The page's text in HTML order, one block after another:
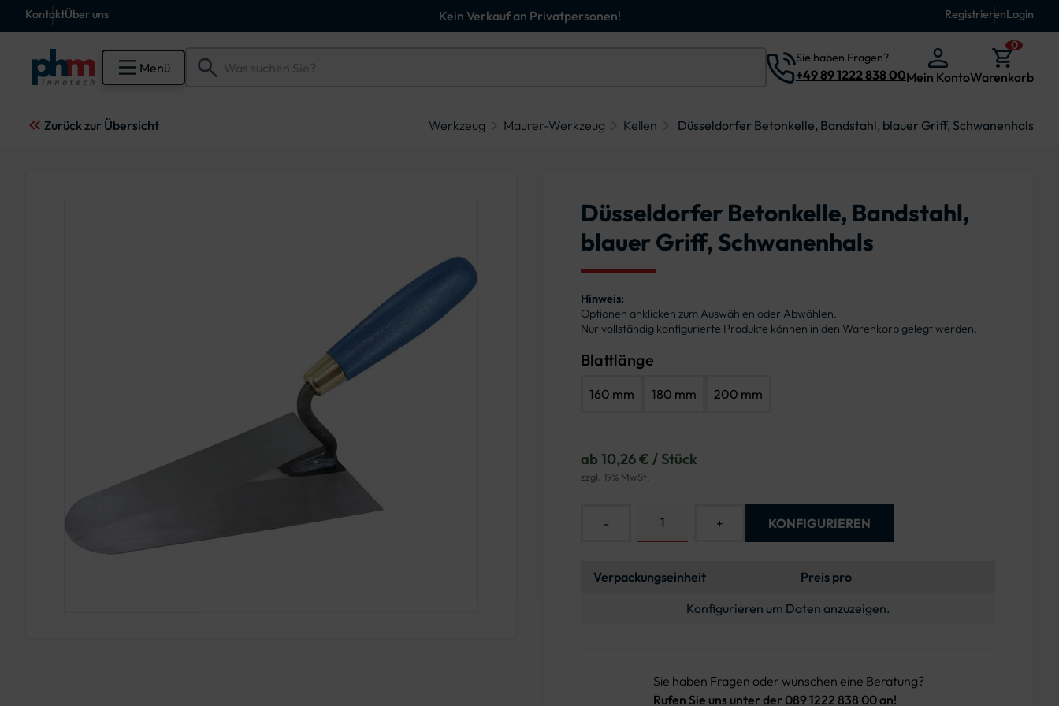
KontaktÜber uns Kein Verkauf an Privatpersonen! RegistrierenLogin
Menü
Sie haben Fragen?
+49 89 1222 838 00Mein Konto
0
Warenkorb
Zurück zur Übersicht Werkzeug Maurer-Werkzeug Kellen Düsseldorfer Betonkelle, Bandstahl, blauer Griff, Schwanenhals
Düsseldorfer Betonkelle, Bandstahl,
blauer Griff, Schwanenhals
Hinweis:
Optionen anklicken zum Auswählen oder Abwählen.
Nur vollständig konfigurierte Produkte können in den Warenkorb gelegt werden.
Blattlänge
160 mm 180 mm 200 mm
ab 10,26 € / Stück
zzgl. 19% MwSt.
- + KONFIGURIEREN
Verpackungseinheit
Preis pro
Konfigurieren um Daten anzuzeigen.
Sie haben Fragen oder wünschen eine Beratung?
Rufen Sie uns unter der 089 1222 838 00 an!